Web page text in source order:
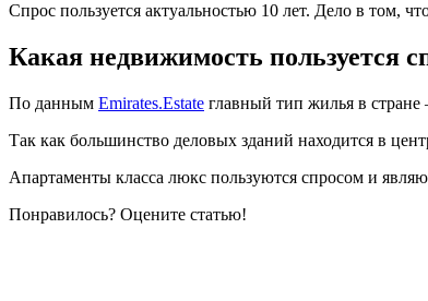
Спрос пользуется актуальностью 10 лет. Дело в том,
Какая недвижимость пользуется
По данным Emirates.Estate главный тип жилья в
Так как большинство деловых зданий находится в
Апартаменты класса люкс пользуются спросом и
Понравилось? Оцените статью!